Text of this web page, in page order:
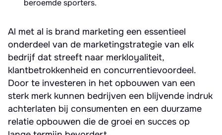
beroemde sporters.
Al met al is brand marketing een essentieel
onderdeel van de marketingstrategie van elk
bedrijf dat streeft naar merkloyaliteit,
klantbetrokkenheid en concurrentievoordeel.
Door te investeren in het opbouwen van een
sterk merk kunnen bedrijven een blijvende indruk
achterlaten bij consumenten en een duurzame
relatie opbouwen die de groei en succes op